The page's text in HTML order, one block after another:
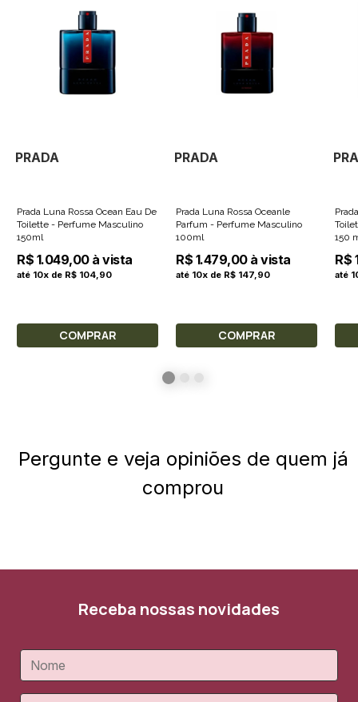
PRADA
Prada Luna Rossa Ocean Eau De
Toilette - Perfume Masculino
150ml
R$ 1.049,00 à vista
até 10x de R$ 104,90
COMPRAR
PRADA
Prada Luna Rossa Oceanle
Parfum - Perfume Masculino
100ml
R$ 1.479,00 à vista
até 10x de R$ 147,90
COMPRAR
150
R$
até
Pergunte e veja opiniões de quem já
comprou
Receba nossas novidades